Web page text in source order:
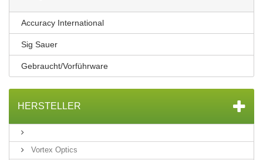
Accuracy International
Sig Sauer
Gebraucht/Vorführware
HERSTELLER
Vortex Optics